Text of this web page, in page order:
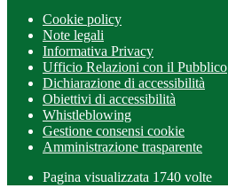
Cookie policy
Note legali
Informativa Privacy
Ufficio Relazioni con il Pubblico
Dichiarazione di accessibilità
Obiettivi di accessibilità
Whistleblowing
Gestione consensi cookie
Amministrazione trasparente
Pagina visualizzata 1740 volte